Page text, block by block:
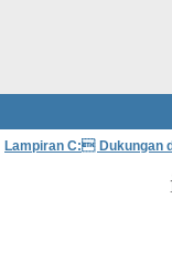
Lampiran C: Dukungan